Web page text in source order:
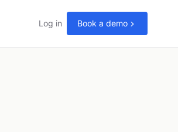
Log in Book a demo